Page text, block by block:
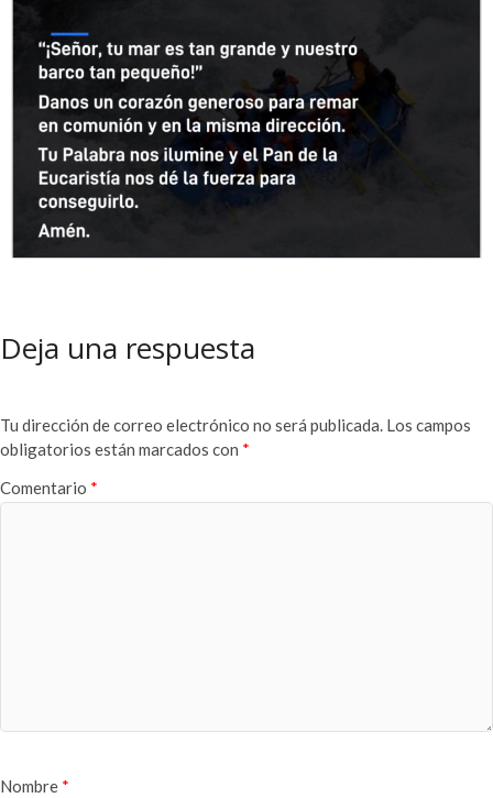
Deja una respuesta
Tu dirección de correo electrónico no será publicada. Los campos
obligatorios están marcados con *
Comentario *
Nombre *